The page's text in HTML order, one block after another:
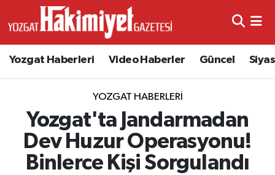
Yozgat Haberleri Video Haberler Güncel
YOZGAT HABERLERI
Yozgat'ta Jandarmadan
Dev Huzur Operasyonu!
Binlerce Kişi Sorgulandı